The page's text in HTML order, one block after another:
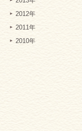
2012年
2011年
2010年